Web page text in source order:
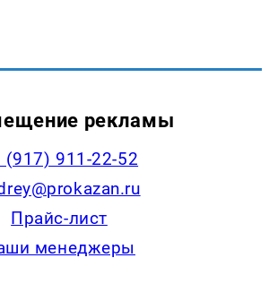
рекламы
(917) 911-22-52
Прайс-лист
менеджеры